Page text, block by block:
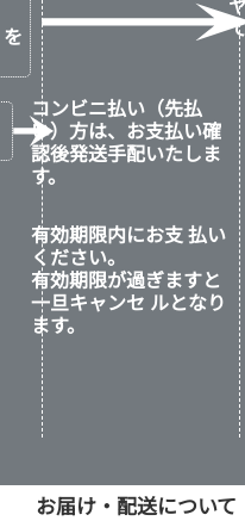
コンビニ払い（先払
い）方は、お支払い確
認後発送手配いたしま
す。
有効期限内にお支 払い
ください。
有効期限が過ぎますと
一旦キャンセ ルとなり
ます。
お届け・配送について